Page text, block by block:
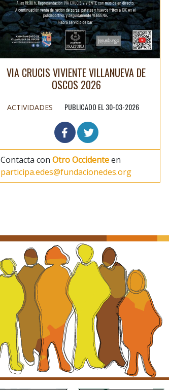
VIA CRUCIS VIVIENTE VILLANUEVA DE
OSCOS 2026
ACTIVIDADES PUBLICADO EL 30-03-2026
Contacta con Otro Occidenteen
participa.edes@fundacionedes.org